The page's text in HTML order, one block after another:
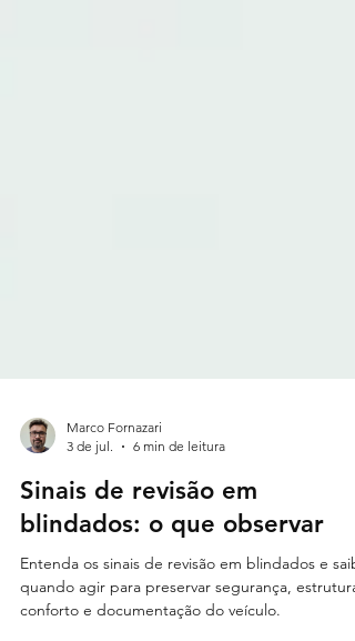
3 de jul.
6 min de leitura
Sinais de revisão em
blindados: o que observar
Entenda os sinais de revisão em blindados e
quando agir para preservar segurança, estrutura,